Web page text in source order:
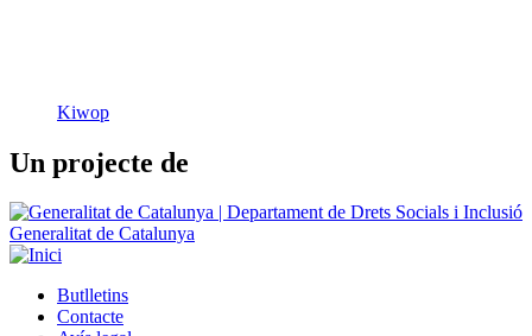
Generalitat de Catalunya
Peu
Butlletins
Contacte
Avís legal
Política de cookies
Mapa web
Declaració d'accessibilitat